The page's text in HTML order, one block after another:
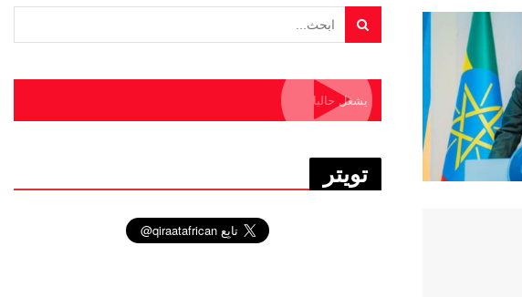
يشغل حاليا
تويتر